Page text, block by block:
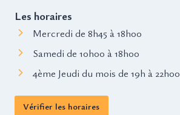
Les horaires
Mercredi de 8h45 à 18h00
Samedi de 10h00 à 18h00
4ème Jeudi du mois de 19h à 22h00
Vérifier les horaires